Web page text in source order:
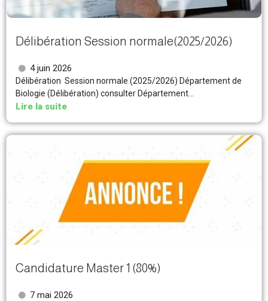
Délibération Session normale(2025/2026)
4 juin 2026
Délibération Session normale (2025/2026) Département de
Biologie (Délibération) consulter Département...
Lire la suite
Candidature Master 1 (80%)
7 mai 2026